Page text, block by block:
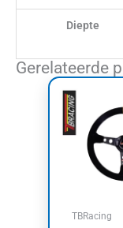
Diepte
Gerelateerde
TBRacing